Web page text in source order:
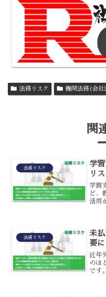
法務リスク 機関法務(会社
関
法務リスク
学
リ
学習
ど、
活用
法務リスク
未
要に
近年
のほ
です